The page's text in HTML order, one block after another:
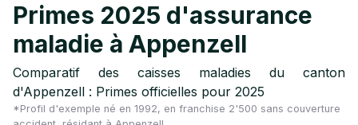
Primes 2025 d'assurance
maladie à Appenzell
Comparatif des caisses maladies du canton
d'Appenzell : Primes officielles pour 2025
*Profil d'exemple né en 1992, en franchise 2'500 sans couverture